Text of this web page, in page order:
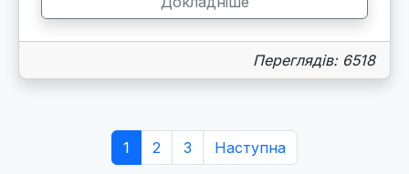
Переглядів: 6518
1 2 3 Наступна